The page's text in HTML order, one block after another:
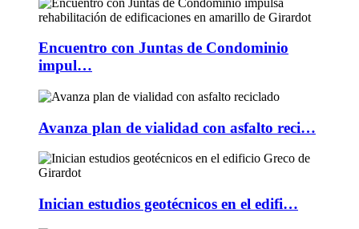
Encuentro con Juntas de Condominio
impul…
Avanza plan de vialidad con asfalto reci…
Inician estudios geotécnicos en el edifi…